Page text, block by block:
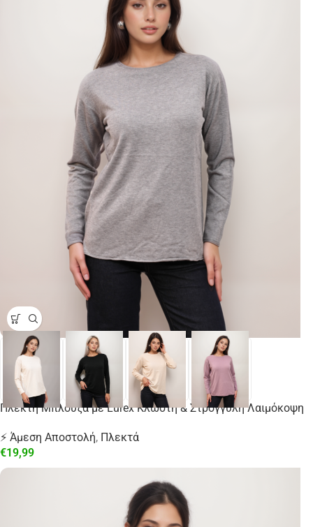
Πλεκτή Μπλούζα με Lurex Κλωστή & Στρογγυλή Λαιμόκοψη
⚡ Άμεση Αποστολή, Πλεκτά
€19,99